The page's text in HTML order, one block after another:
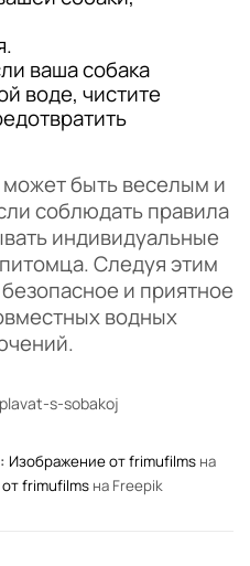
ваша собака
воде, чистите
быть веселым и
соблюдать правила
индивидуальные
Следуя этим
и приятное
водных
Изображение от frimufilms на
frimufilms на Freepik